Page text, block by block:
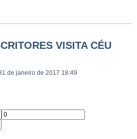
VISITA CÉU
de janeiro de 2017 18:49